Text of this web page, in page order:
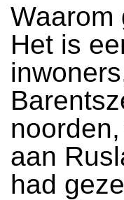
Het is
aan
had